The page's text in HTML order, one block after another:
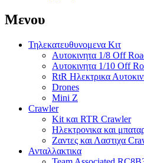
Μενου
Τηλεκατευθυνομενα Κιτ
Αυτοκινητα 1/8 Off
Αυτοκινητα 1/10 Off
RtR Ηλεκτρικα
Drones
Mini Z
Crawler
Kit και RTR Crawler
Ηλεκτρονικα και
Ζαντες και Λαστιχα
Ανταλλακτικα